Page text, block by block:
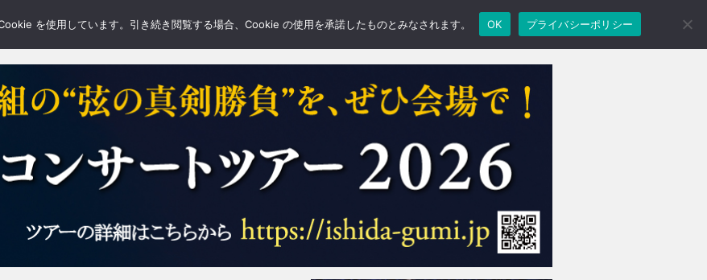
BLOGS FEATURE
を使用しています。引き続き閲覧する場合、Cookie の使用を承諾したものとみなされます。 OK プライバシーポリシー